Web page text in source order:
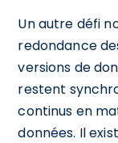
Un autre défi
redondance
versions de
restent
continus en
données. Il